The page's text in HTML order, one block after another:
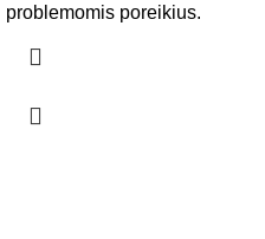
problemomis poreikius.